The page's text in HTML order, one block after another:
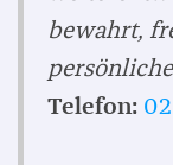
bewahrt,
Telefon: